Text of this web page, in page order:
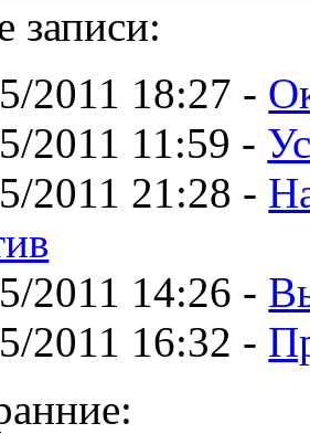
записи:
2011 18:27 -
2011 11:59 -
2011 21:28 -
2011 14:26 -
2011 16:32 -